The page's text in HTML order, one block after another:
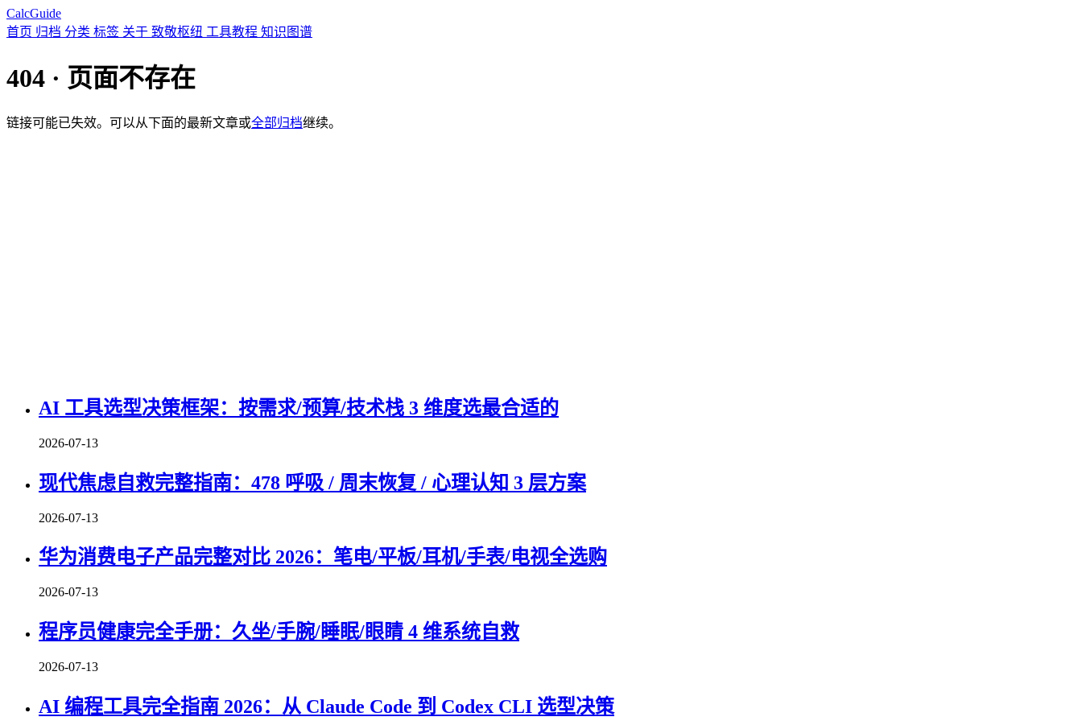
CalcGuide
首页 归档 分类 标签 关于 致敬枢纽 工具教程 知识图谱
404 · 页面不存在
链接可能已失效。可以从下面的最新文章或全部归档继续。
AI 工具选型决策框架：按需求/预算/技术栈 3 维度选最合适的
2026-07-13
现代焦虑自救完整指南：478 呼吸 / 周末恢复 / 心理认知 3 层方案
2026-07-13
华为消费电子产品完整对比 2026：笔电/平板/耳机/手表/电视全选购
2026-07-13
程序员健康完全手册：久坐/手腕/睡眠/眼睛 4 维系统自救
2026-07-13
AI 编程工具完全指南 2026：从 Claude Code 到 Codex CLI 选型决策